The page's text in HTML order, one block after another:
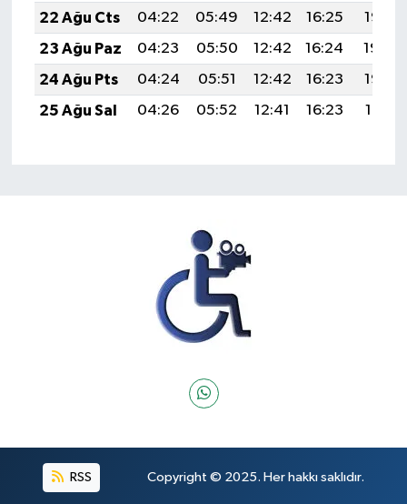
22 Ağu Cts
04:22 05:49 12:42 16:25
19:25
23 Ağu Paz
04:23 05:50 12:42 16:24
19:24
24 Ağu Pts
04:24 05:51 12:42 16:23
19:23
25 Ağu Sal
04:26 05:52 12:41 16:23 19:21
RSS Copyright © 2025. Her hakkı saklıdır.